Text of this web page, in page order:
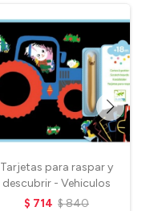
Tarjetas para raspar y
descubrir - Vehiculos
$ 714 $840